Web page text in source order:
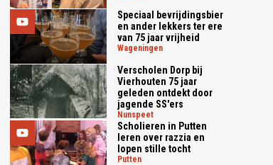
Speciaal bevrijdingsbier
en ander lekkers ter ere
van 75 jaar vrijheid
wageningen
Verscholen Dorp bij
Vierhouten 75 jaar
geleden ontdekt door
jagende SS'ers
nunspeet
Scholieren in Putten
leren over razzia en
lopen stille tocht
putten